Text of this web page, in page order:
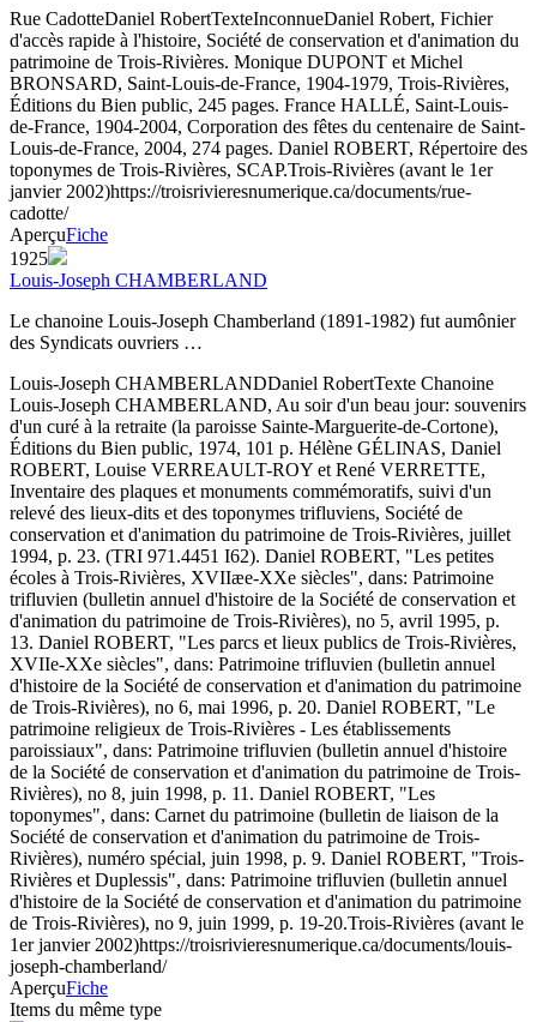
Rue CadotteDaniel RobertTexteInconnueDaniel Robert, Fichier
d'accès rapide à l'histoire, Société de conservation et d'animation du
patrimoine de Trois-Rivières. Monique DUPONT et Michel
BRONSARD, Saint-Louis-de-France, 1904-1979, Trois-Rivières,
Éditions du Bien public, 245 pages. France HALLÉ, Saint-Louis-
de-France, 1904-2004, Corporation des fêtes du centenaire de Saint-
Louis-de-France, 2004, 274 pages. Daniel ROBERT, Répertoire des
toponymes de Trois-Rivières, SCAP.Trois-Rivières (avant le 1er
janvier 2002)https://troisrivieresnumerique.ca/documents/rue-
cadotte/
AperçuFiche
1925
Louis-Joseph CHAMBERLAND
Le chanoine Louis-Joseph Chamberland (1891-1982) fut aumônier
des Syndicats ouvriers …
Louis-Joseph CHAMBERLANDDaniel RobertTexte Chanoine
Louis-Joseph CHAMBERLAND, Au soir d'un beau jour: souvenirs
d'un curé à la retraite (la paroisse Sainte-Marguerite-de-Cortone),
Éditions du Bien public, 1974, 101 p. Hélène GÉLINAS, Daniel
ROBERT, Louise VERREAULT-ROY et René VERRETTE,
Inventaire des plaques et monuments commémoratifs, suivi d'un
relevé des lieux-dits et des toponymes trifluviens, Société de
conservation et d'animation du patrimoine de Trois-Rivières, juillet
1994, p. 23. (TRI 971.4451 I62). Daniel ROBERT, "Les petites
écoles à Trois-Rivières, XVIIæe-XXe siècles", dans: Patrimoine
trifluvien (bulletin annuel d'histoire de la Société de conservation et
d'animation du patrimoine de Trois-Rivières), no 5, avril 1995, p.
13. Daniel ROBERT, "Les parcs et lieux publics de Trois-Rivières,
XVIIe-XXe siècles", dans: Patrimoine trifluvien (bulletin annuel
d'histoire de la Société de conservation et d'animation du patrimoine
de Trois-Rivières), no 6, mai 1996, p. 20. Daniel ROBERT, "Le
patrimoine religieux de Trois-Rivières - Les établissements
paroissiaux", dans: Patrimoine trifluvien (bulletin annuel d'histoire
de la Société de conservation et d'animation du patrimoine de Trois-
Rivières), no 8, juin 1998, p. 11. Daniel ROBERT, "Les
toponymes", dans: Carnet du patrimoine (bulletin de liaison de la
Société de conservation et d'animation du patrimoine de Trois-
Rivières), numéro spécial, juin 1998, p. 9. Daniel ROBERT, "Trois-
Rivières et Duplessis", dans: Patrimoine trifluvien (bulletin annuel
d'histoire de la Société de conservation et d'animation du patrimoine
de Trois-Rivières), no 9, juin 1999, p. 19-20.Trois-Rivières (avant le
1er janvier 2002)https://troisrivieresnumerique.ca/documents/louis-
joseph-chamberland/
AperçuFiche
Items du même type